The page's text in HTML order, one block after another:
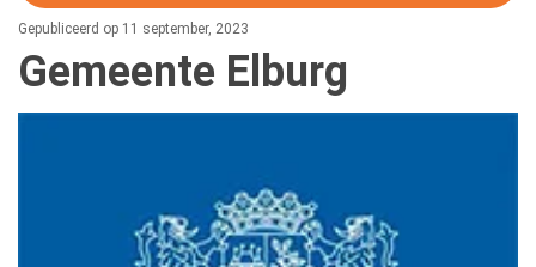
Gepubliceerd op 11 september, 2023
Gemeente Elburg